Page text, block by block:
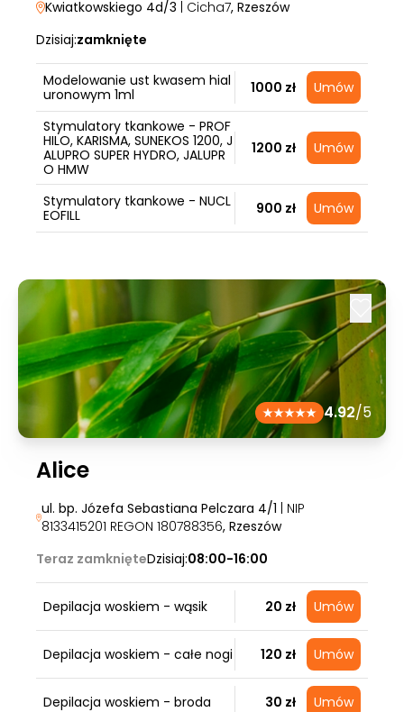
Kwiatkowskiego 4d/3 | Cicha7, Rzeszów
Dzisiaj:zamknięte
Modelowanie ust kwasem hial
uronowym 1ml
1000 zł Umów
Stymulatory tkankowe - PROF
HILO, KARISMA, SUNEKOS 1200, J
ALUPRO SUPER HYDRO, JALUPR
O HMW
1200 zł Umów
Stymulatory tkankowe - NUCL
EOFILL
900 zł Umów
4.92/5
Alice
ul. bp. Józefa Sebastiana Pelczara 4/1 | NIP
8133415201 REGON 180788356, Rzeszów
Teraz zamknięteDzisiaj:08:00-16:00
Depilacja woskiem - wąsik 20 zł Umów
Depilacja woskiem - całe nogi 120 zł Umów
Depilacja woskiem - broda 30 zł Umów